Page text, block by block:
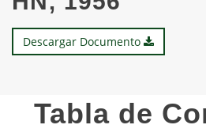
Descargar Documento
Tabla de